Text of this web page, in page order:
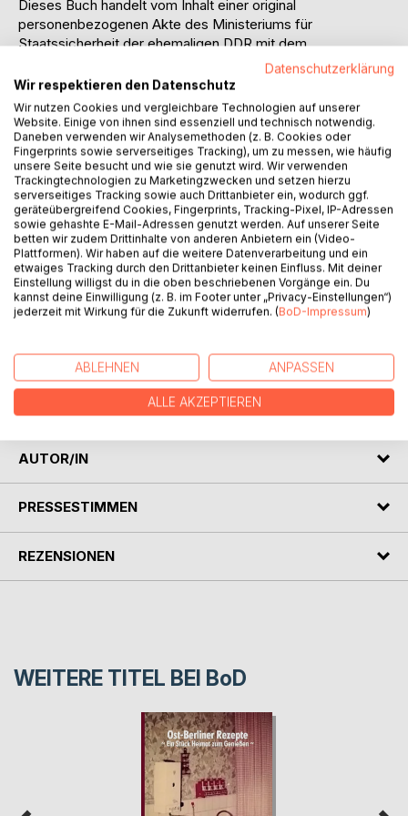
Dieses Buch handelt vom Inhalt einer original
personenbezogenen Akte des Ministeriums für
Staatssicherheit der ehemaligen DDR mit dem
Aktenzeichen: Rangierer XV 5297/82. In dieser Stasi-Akte
mit Zusatzinformationen befinden sich Dokumente und
Berichte von und über Personen beziehungsweise
Behörden, die damals vom Ministerium für Staatssicherheit
befragt, angeworben oder in einer anderen Form zur
Auskunft verpflichtet und mit der Charakterisierung und
Überwachung von Rainer S. beauftragt wurden. Die
Leserinnen und Leser stoßen auf Widersprüche,
Unwahrheiten und gezielten Lügen der Stasi, die im
Zusammenhang mit damals staatsfeindlichen Einstellungen
der betreffenden Person üblich waren und dem Staat als
Mittel zum Zweck dienten. Die Legendenbildung führte
umso schneller dazu, dass Rainer S. diesem politischen
System den Rücken kehrte und im Jahr 1984 nach
Rainer S. aus Berlin-Mitte Zielperson der Stasi war und
auch nach legaler Übersiedlung nach West-Berlin weiter
AUTOR/IN
PRESSESTIMMEN
REZENSIONEN
WEITERE TITEL BEI BoD
Datenschutzerklärung
Wir respektieren den Datenschutz
Wir nutzen Cookies und vergleichbare Technologien auf unserer
Website. Einige von ihnen sind essenziell und technisch notwendig.
Daneben verwenden wir Analysemethoden (z. B. Cookies oder
Fingerprints sowie serverseitiges Tracking), um zu messen, wie häufig
unsere Seite besucht und wie sie genutzt wird. Wir verwenden
Trackingtechnologien zu Marketingzwecken und setzen hierzu
serverseitiges Tracking sowie auch Drittanbieter ein, wodurch ggf.
geräteübergreifend Cookies, Fingerprints, Tracking-Pixel, IP-Adressen
sowie gehashte E-Mail-Adressen genutzt werden. Auf unserer Seite
betten wir zudem Drittinhalte von anderen Anbietern ein (Video-
Plattformen). Wir haben auf die weitere Datenverarbeitung und ein
etwaiges Tracking durch den Drittanbieter keinen Einfluss. Mit deiner
Einstellung willigst du in die oben beschriebenen Vorgänge ein. Du
kannst deine Einwilligung (z. B. im Footer unter „Privacy-Einstellungen“)
jederzeit mit Wirkung für die Zukunft widerrufen. (BoD-Impressum)
ABLEHNEN ANPASSEN
ALLE AKZEPTIEREN